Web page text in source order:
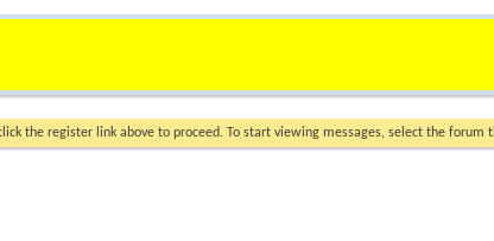
the register link above to proceed. To start viewing messages, select the